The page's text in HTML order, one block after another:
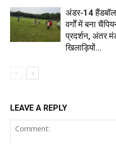
अंडर-14
वर्गों में बना
प्रदर्शन, अंतर
खिलाड़ियों...
LEAVE A REPLY